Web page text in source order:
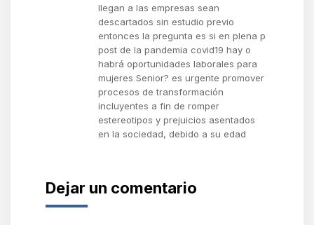
llegan a las empresas sean
descartados sin estudio previo
entonces la pregunta es si en plena p
post de la pandemia covid19 hay o
habrá oportunidades laborales para
mujeres Senior? es urgente promover
procesos de transformación
incluyentes a fin de romper
estereotipos y prejuicios asentados
en la sociedad, debido a su edad
Dejar un comentario